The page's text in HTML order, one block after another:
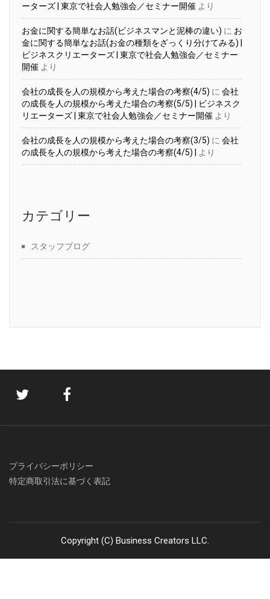
ーターズ | 東京で社会人勉強会／セミナー開催 より
お金に関する簡単なお話(ビジネスマンと泥棒の違い) に お
金に関する簡単なお話(お金の種類をざっくり分けてみる) |
ビジネスクリエーターズ | 東京で社会人勉強会／セミナー
開催 より
会社の成長を人の規模から考えた場合の考察(4/5) に 会社
の成長を人の規模から考えた場合の考察(5/5) | ビジネスク
リエーターズ | 東京で社会人勉強会／セミナー開催 より
会社の成長を人の規模から考えた場合の考察(3/5) に 会社
の成長を人の規模から考えた場合の考察(4/5) |
より
カテゴリー
スタッフブログ
プライバシーポリシー
特定商取引法に基づく表記
Copyright (C) Business Creators LLC.